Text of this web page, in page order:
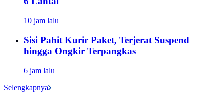
10 jam lalu
Sisi Pahit Kurir Paket, Terjerat Suspend
hingga Ongkir Terpangkas
6 jam lalu
Selengkapnya